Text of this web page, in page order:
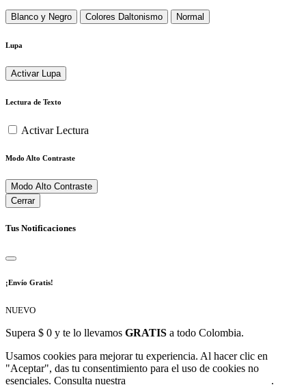
Blanco y Negro Colores Daltonismo Normal
Lupa
Activar Lupa
Lectura de Texto
Activar Lectura
Modo Alto Contraste
Modo Alto Contraste
Cerrar
Tus Notificaciones
¡Envío Gratis!
NUEVO
Supera $ 0 y te lo llevamos GRATIS a todo Colombia.
Usamos cookies para mejorar tu experiencia. Al hacer clic en
"Aceptar", das tu consentimiento para el uso de cookies no
esenciales. Consulta nuestra
.